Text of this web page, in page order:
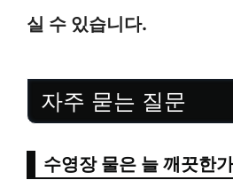
실 수 있습니다.
자주 묻는 질문
수영장 물은 늘 깨끗한